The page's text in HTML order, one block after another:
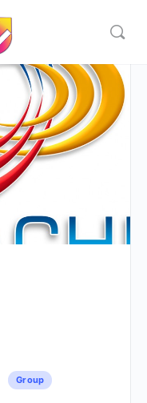
Group